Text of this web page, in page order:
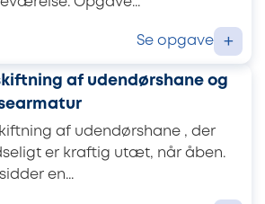
Se opgave +
af udendørshane og
af udendørshane , der
er kraftig utæt, når åben.
en...